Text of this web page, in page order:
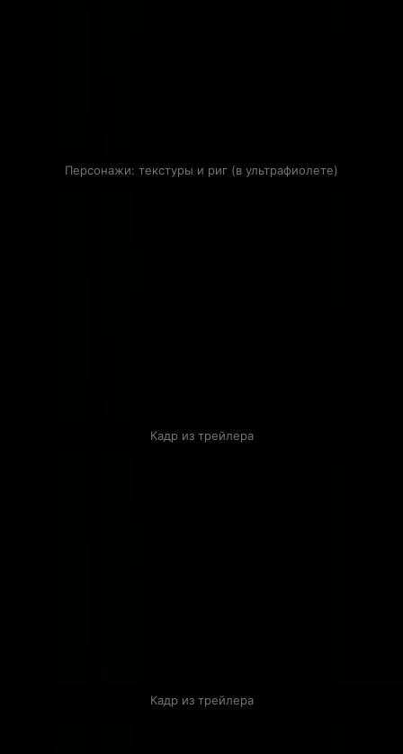
Персонажи: текстуры и риг (в ультрафиолете)
Кадр из трейлера
Кадр из трейлера